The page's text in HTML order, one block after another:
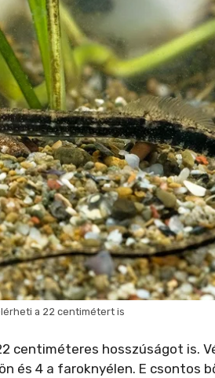
a 22 centimétert is
centiméteres hosszúságot is.
és 4 a faroknyélen. E csontos